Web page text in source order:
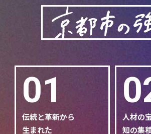
01
伝統と革新から
生まれた
人材の
知の集